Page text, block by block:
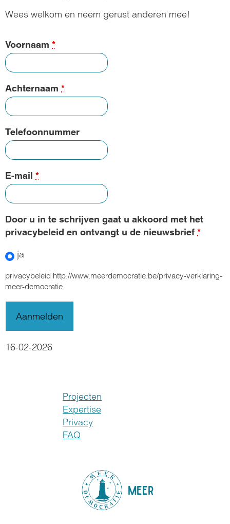
Wees welkom en neem gerust anderen mee!
Voornaam *
Achternaam *
Telefoonnummer
E-mail *
Door u in te schrijven gaat u akkoord met het
privacybeleid en ontvangt u de nieuwsbrief *
ja
privacybeleid http://www.meerdemocratie.be/privacy-verklaring-
meer-democratie
16-02-2026
Projecten
Expertise
Privacy
FAQ
MEER